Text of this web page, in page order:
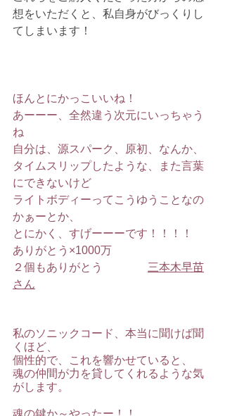
想をいただくと、私自身がびっくりし
てしまいます！
ほんとにかっこいいね！
あーーー、全然違う次元にいっちゃう
ね
自分は、源スパーク、原初、なんか、
タイムスリップしたような、また言葉
にできないけど
ライトボディーってこうゆうことなの
かぁーとか、
とにかく、すげーーーです！！！！‍
ありがとう×1000万
２個もありがとう 三本木早苗
さん
私のソニックコード、本当に聞けば聞
くほど、
個性的で、これを響かせていると、
魂の仲間が力を貸してくれるような気
がします。
魂の鍵か～やったー！！